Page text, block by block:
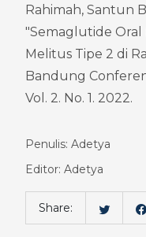
Rahimah, Santun
"Semaglutide Oral
Melitus Tipe 2 di
Bandung
Vol. 2. No. 1. 2022.
Penulis: Adetya
Editor: Adetya
Share: